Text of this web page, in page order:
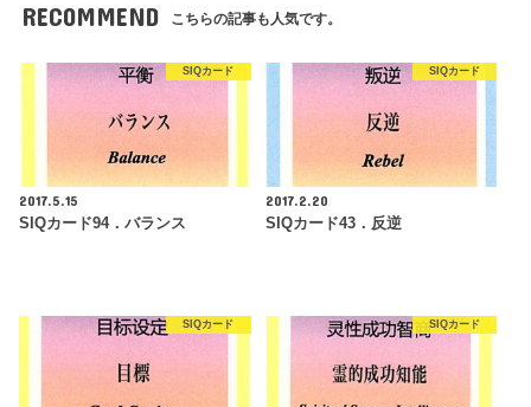
RECOMMEND こちらの記事も人気です。
SIQカード
2017.5.15
SIQカード94．バランス
SIQカード
2017.2.20
SIQカード43．反逆
SIQカード SIQカード